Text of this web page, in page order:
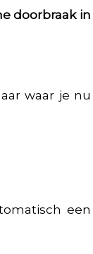
doorbraak in
waar je nu
een